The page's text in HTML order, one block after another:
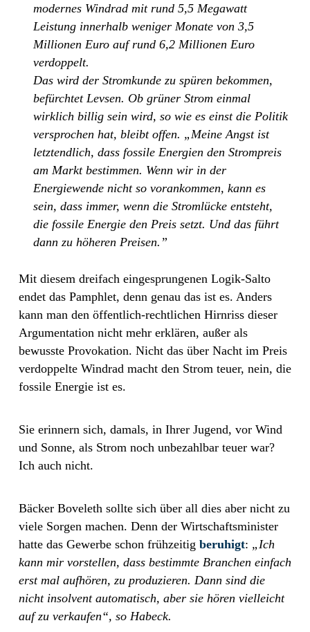
modernes Windrad mit rund 5,5 Megawatt
Leistung innerhalb weniger Monate von 3,5
Millionen Euro auf rund 6,2 Millionen Euro
verdoppelt.
Das wird der Stromkunde zu spüren bekommen,
befürchtet Levsen. Ob grüner Strom einmal
wirklich billig sein wird, so wie es einst die Politik
versprochen hat, bleibt offen. „Meine Angst ist
letztendlich, dass fossile Energien den Strompreis
am Markt bestimmen. Wenn wir in der
Energiewende nicht so vorankommen, kann es
sein, dass immer, wenn die Stromlücke entsteht,
die fossile Energie den Preis setzt. Und das führt
dann zu höheren Preisen.”
Mit diesem dreifach eingesprungenen Logik-Salto
endet das Pamphlet, denn genau das ist es. Anders
kann man den öffentlich-rechtlichen Hirnriss dieser
Argumentation nicht mehr erklären, außer als
bewusste Provokation. Nicht das über Nacht im Preis
verdoppelte Windrad macht den Strom teuer, nein, die
fossile Energie ist es.
Sie erinnern sich, damals, in Ihrer Jugend, vor Wind
und Sonne, als Strom noch unbezahlbar teuer war?
Ich auch nicht.
Bäcker Boveleth sollte sich über all dies aber nicht zu
viele Sorgen machen. Denn der Wirtschaftsminister
hatte das Gewerbe schon frühzeitig beruhigt: „Ich
kann mir vorstellen, dass bestimmte Branchen einfach
erst mal aufhören, zu produzieren. Dann sind die
nicht insolvent automatisch, aber sie hören vielleicht
auf zu verkaufen“, so Habeck.